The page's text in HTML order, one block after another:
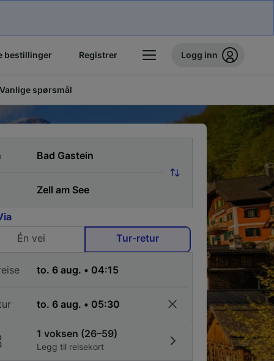
bestillinger Registrer Logg inn
Vanlige spørsmål
Én vei
Tur-retur
1 voksen (26–59)
Legg til reisekort